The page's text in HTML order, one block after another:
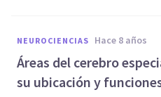
NEUROCIENCIAS hace 8 años
Áreas del cerebro
su ubicación y